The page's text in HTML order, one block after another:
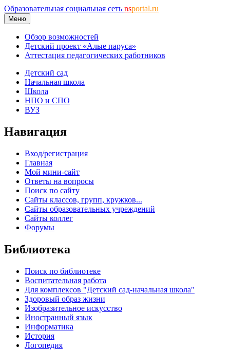
Образовательная социальная сеть nsportal.ru
Меню
Обзор возможностей
Детский проект «Алые паруса»
Аттестация педагогических работников
Детский сад
Начальная школа
Школа
НПО и СПО
ВУЗ
Навигация
Вход/регистрация
Главная
Мой мини-сайт
Ответы на вопросы
Поиск по сайту
Сайты классов, групп, кружков...
Сайты образовательных учреждений
Сайты коллег
Форумы
Библиотека
Поиск по библиотеке
Воспитательная работа
Для комплексов "Детский сад-начальная школа"
Здоровый образ жизни
Изобразительное искусство
Иностранный язык
Информатика
История
Логопедия